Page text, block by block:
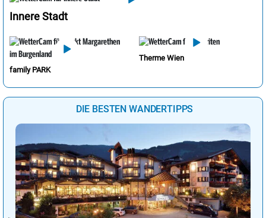
Innere Stadt
family PARK
Therme Wien
DIE BESTEN WANDERTIPPS